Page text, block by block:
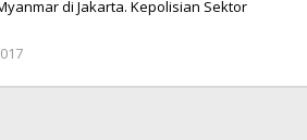
di Jakarta. Kepolisian Sektor